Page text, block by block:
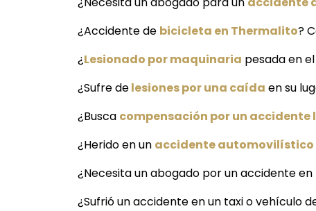
¿Accidente de bicicleta en Thermalito?
¿Lesionado por maquinaria pesada en
¿Sufre delesiones por una caída en su
¿Busca compensación por un
¿Herido en un accidente automovilístico
¿Necesita un abogado por un accidente
¿Sufrió un accidente en un taxi o vehículo